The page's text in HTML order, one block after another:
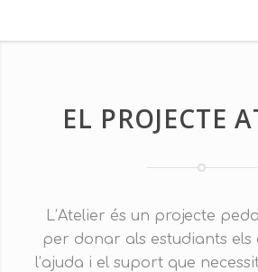
EL PROJECTE
L’Atelier és un projecte
per donar als estudiants els
l’ajuda i el suport que